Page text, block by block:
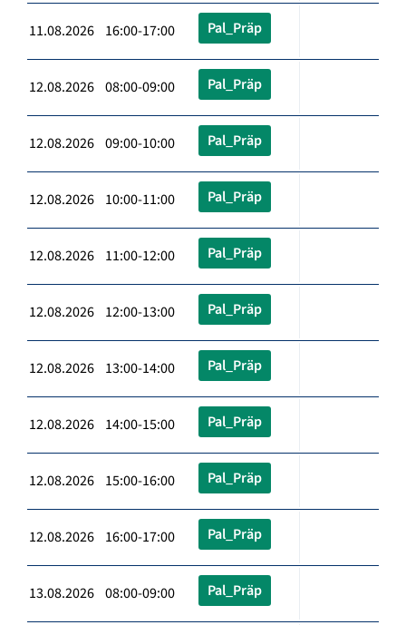
11.08.2026 16:00-17:00 Pal_Präp
12.08.2026 08:00-09:00 Pal_Präp
12.08.2026 09:00-10:00 Pal_Präp
12.08.2026 10:00-11:00 Pal_Präp
12.08.2026 11:00-12:00 Pal_Präp
12.08.2026 12:00-13:00 Pal_Präp
12.08.2026 13:00-14:00 Pal_Präp
12.08.2026 14:00-15:00 Pal_Präp
12.08.2026 15:00-16:00 Pal_Präp
12.08.2026 16:00-17:00 Pal_Präp
13.08.2026 08:00-09:00 Pal_Präp